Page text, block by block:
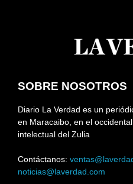
SOBRE NOSOTROS
Diario La Verdad es un
en Maracaibo, en el
intelectual del Zulia
Contáctanos:
noticias@laverdad.com